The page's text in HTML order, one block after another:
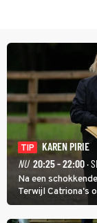
TIP
KAREN PIRIE
NU 20:25 - 22:00·
Na een
Terwijl Catriona's
speuren naar
spoor via